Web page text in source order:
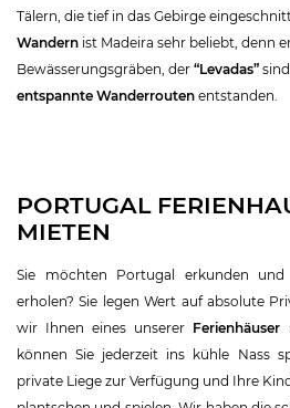
Tälern, die tief in das Gebirge
Wandern ist Madeira sehr beliebt, denn
Bewässerungsgräben, der “Levadas”
entspannte Wanderrouten entstanden.
PORTUGAL
MIETEN
Sie möchten Portugal erkunden und
erholen? Sie legen Wert auf absolute
wir Ihnen eines unserer
können Sie jederzeit ins kühle Nass
private Liege zur Verfügung und Ihre